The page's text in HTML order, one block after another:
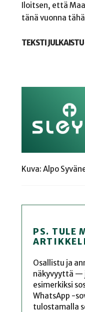
Iloitsen, että
tänä vuonna
TEKSTI
Kuva: Alpo
PS. TULE
Osallistu ja
näkyvyyttä —
esimerkiksi
WhatsApp -
tulostamalla